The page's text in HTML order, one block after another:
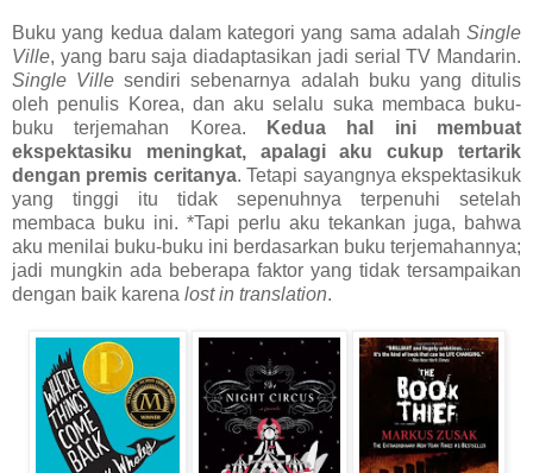
Buku yang kedua dalam kategori yang sama adalah Single
Ville, yang baru saja diadaptasikan jadi serial TV Mandarin.
Single Ville sendiri sebenarnya adalah buku yang ditulis
oleh penulis Korea, dan aku selalu suka membaca buku-
buku terjemahan Korea.
Kedua hal ini membuat
ekspektasiku meningkat, apalagi aku cukup tertarik
dengan premis ceritanya. Tetapi sayangnya ekspektasikuk
yang tinggi itu tidak sepenuhnya terpenuhi setelah
membaca buku ini. *Tapi perlu aku tekankan juga, bahwa
aku menilai buku-buku ini berdasarkan buku terjemahannya;
jadi mungkin ada beberapa faktor yang tidak tersampaikan
dengan baik karena lost in translation.